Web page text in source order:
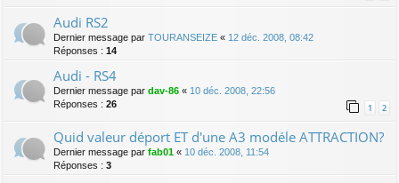
Audi RS2
Dernier message par TOURANSEIZE « 12 déc. 2008, 08:42
Réponses : 14
Audi - RS4
Dernier message par dav-86 « 10 déc. 2008, 22:56
Réponses : 26 1 2
Quid valeur déport ET d'une A3 modéle ATTRACTION?
Dernier message par fab01 « 10 déc. 2008, 11:54
Réponses : 3